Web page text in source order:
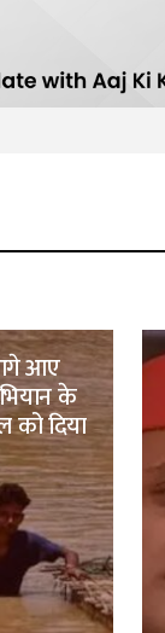
आए
के
दिया